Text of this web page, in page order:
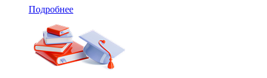
Подробнее